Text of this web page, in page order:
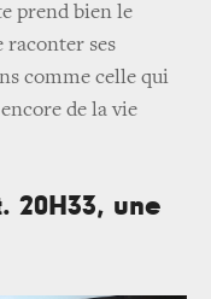
prend bien le
raconter ses
comme celle qui
de la vie
20H33, une